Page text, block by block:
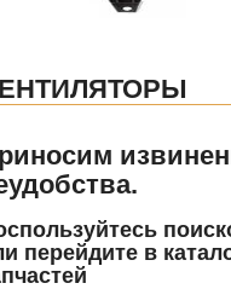
перейдите в